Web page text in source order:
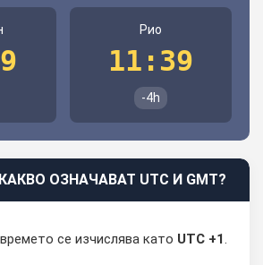
Рио
11:39
-4h
ОЗНАЧАВАТ UTC И GMT?
се изчислява като UTC +1.